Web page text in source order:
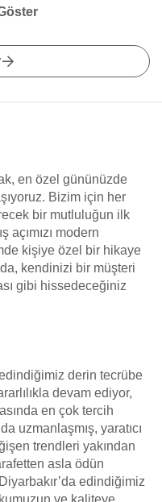
en özel gününüzde
Bizim için her
bir mutluluğun ilk
açımızı modern
kişiye özel bir hikaye
kendinizi bir müşteri
gibi hissedeceğiniz
edindiğimiz derin tecrübe
devam ediyor,
en çok tercih
uzmanlaşmış, yaratıcı
trendleri yakından
asla ödün
edindiğimiz
ve kaliteye